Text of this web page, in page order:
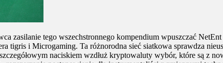
zasilanie tego wszechstronnego kompendium wpuszczać
tigris i Microgaming. Ta różnorodna sieć siatkowa sprawdza
naciskiem wzdłuż kryptowaluty wybór, które są z